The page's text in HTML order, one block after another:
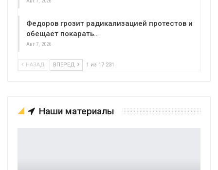
Федоров грозит радикализацией протестов и
обещает покарать…
Авг 7, 2026
НАЗАД ВПЕРЕД 1 из 17 231
Наши материалы